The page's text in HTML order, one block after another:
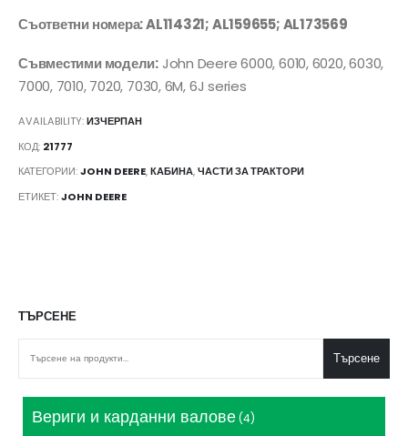
Съответни номера: AL114321; AL159655; AL173569
Съвместими модели:John Deere 6000, 6010, 6020, 6030,
7000, 7010, 7020, 7030, 6M, 6J series
AVAILABILITY:ИЗЧЕРПАН
КОД: 21777
КАТЕГОРИИ:JOHN DEERE,КАБИНА,ЧАСТИ ЗА ТРАКТОРИ
ЕТИКЕТ:JOHN DEERE
ТЪРСЕНЕ
Търсене
Вериги и карданни валове 44